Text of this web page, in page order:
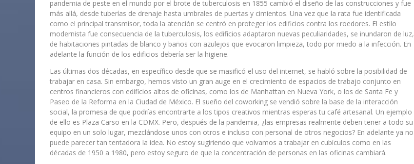
pandemia de peste en el mundo por el brote de tuberculosis en 1855 cambió el diseño de las construcciones y fue
más allá, desde tuberías de drenaje hasta umbrales de puertas y cimientos. Una vez que la rata fue identificada
como el principal transmisor, toda la atención se centró en proteger los edificios contra los roedores. El estilo
modernista fue consecuencia de la tuberculosis, los edificios adaptaron nuevas peculiaridades, se inundaron de luz,
de habitaciones pintadas de blanco y baños con azulejos que evocaron limpieza, todo por miedo a la infección. En
adelante la función de los edificios debería ser la higiene.
Las últimas dos décadas, en específico desde que se masificó el uso del internet, se habló sobre la posibilidad de
trabajar en casa. Sin embargo, hemos visto un gran auge en el crecimiento de espacios de trabajo conjunto en
centros financieros con edificios altos de oficinas, como los de Manhattan en Nueva York, o los de Santa Fe y
Paseo de la Reforma en la Ciudad de México. El sueño del coworking se vendió sobre la base de la interacción
social, la promesa de que podrías encontrarte a los tipos creativos mientras esperas tu café artesanal. Un ejemplo
de ello es Plaza Carso en la CDMX. Pero, después de la pandemia, ¿las empresas realmente deben tener a todo su
equipo en un solo lugar, mezclándose unos con otros e incluso con personal de otros negocios? En adelante ya no
puede parecer tan tentadora la idea. No estoy sugiriendo que volvamos a trabajar en cubículos como en las
décadas de 1950 a 1980, pero estoy seguro de que la concentración de personas en las oficinas cambiará.